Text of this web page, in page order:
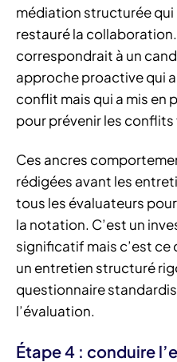
médiation structurée
restauré la
correspondrait à un
approche proactive qui
conflit mais qui a mis en
pour prévenir les
Ces ancres
rédigées avant les
tous les évaluateurs
la notation. C’est un
significatif mais c’est
un entretien structuré
questionnaire
l’évaluation.
Étape 4 : conduire